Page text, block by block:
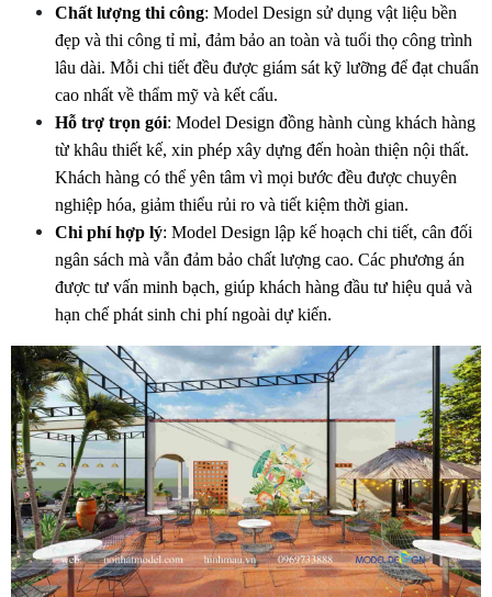
Chất lượng thi công: Model Design sử dụng vật liệu bền
đẹp và thi công tỉ mỉ, đảm bảo an toàn và tuổi thọ công trình
lâu dài. Mỗi chi tiết đều được giám sát kỹ lưỡng để đạt chuẩn
cao nhất về thẩm mỹ và kết cấu.
Hỗ trợ trọn gói: Model Design đồng hành cùng khách hàng
từ khâu thiết kế, xin phép xây dựng đến hoàn thiện nội thất.
Khách hàng có thể yên tâm vì mọi bước đều được chuyên
nghiệp hóa, giảm thiểu rủi ro và tiết kiệm thời gian.
Chi phí hợp lý: Model Design lập kế hoạch chi tiết, cân đối
ngân sách mà vẫn đảm bảo chất lượng cao. Các phương án
được tư vấn minh bạch, giúp khách hàng đầu tư hiệu quả và
hạn chế phát sinh chi phí ngoài dự kiến.